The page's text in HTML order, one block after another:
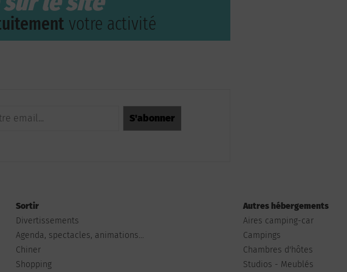
votre activité
Sortir
Divertissements
Agenda, spectacles, animations...
Chiner
Shopping
Autres hébergements
Aires camping-car
Campings
Chambres d'hôtes
Studios - Meublés